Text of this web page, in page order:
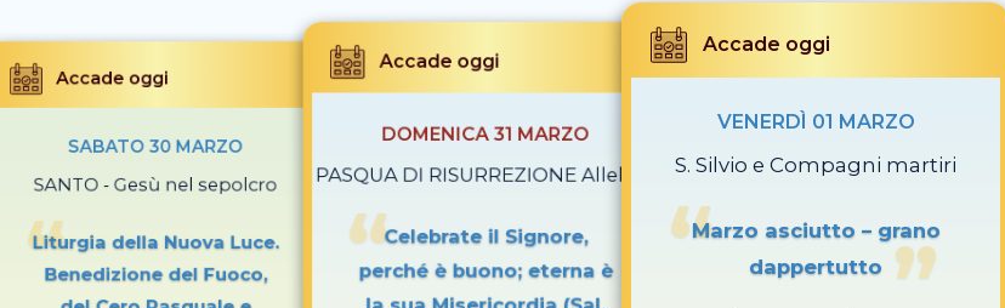
Accade oggi
SABATO 30 MARZO
SANTO - Gesù nel sepolcro
Liturgia della Nuova Luce.
Benedizione del Fuoco,
Accade oggi
DOMENICA 31 MARZO
PASQUA DI RISURREZIONE Alleluia!
Celebrate il Signore,
perché è buono; eterna è
Accade oggi
VENERDÌ 01 MARZO
S. Silvio e Compagni martiri
Marzo asciutto – grano
dappertutto